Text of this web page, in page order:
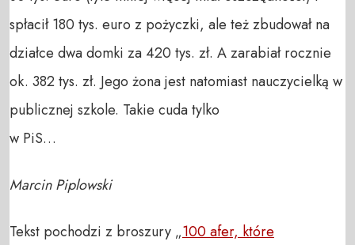
spłacił 180 tys. euro z pożyczki, ale też zbudował na
działce dwa domki za 420 tys. zł. A zarabiał rocznie
ok. 382 tys. zł. Jego żona jest natomiast nauczycielką w
publicznej szkole. Takie cuda tylko
w PiS…
Marcin Piplowski
Tekst pochodzi z broszury „100 afer, które